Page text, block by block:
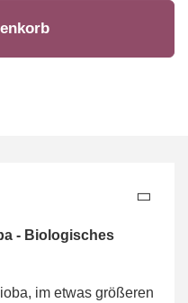
- Biologisches
im etwas größeren